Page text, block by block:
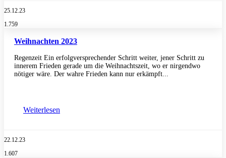
25.12.23
1.759
Weihnachten 2023
Regenzeit Ein erfolgversprechender Schritt weiter, jener Schritt zu
innerem Frieden gerade um die Weihnachtszeit, wo er nirgendwo
nötiger wäre. Der wahre Frieden kann nur erkämpft...
Weiterlesen
22.12.23
1.607